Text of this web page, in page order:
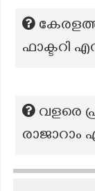
ഫാക്ടറി
വളരെ
രാജാറാം